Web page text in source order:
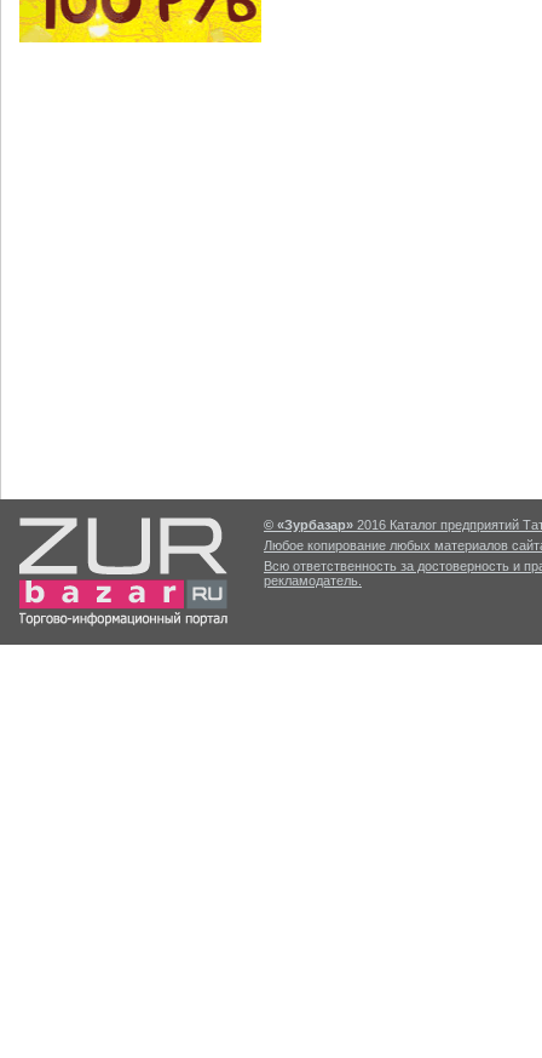
© «Зурбазар» 2016 Каталог предприятий
Любое копирование любых материалов
Всю ответственность за достоверность и
рекламодатель.